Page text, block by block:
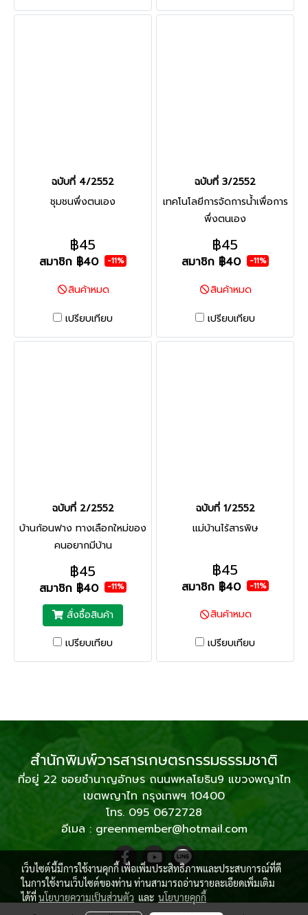
ฉบับที่ 4/2552
ชุมชนพึ่งตนเอง
฿45
สมาชิก ฿40 -11%
สินค้าหมด
เปรียบเทียบ
ฉบับที่ 3/2552
เทคโนโลยีการจัดการน้ำเพื่อการ
พึ่งตนเอง
฿45
สมาชิก ฿40 -11%
สินค้าหมด
เปรียบเทียบ
ฉบับที่ 2/2552
บ้านก้อนฟาง ทางเลือกใหม่ของ
คนอยากมีบ้าน
฿45
สมาชิก ฿40 -11%
สั่งซื้อสินค้า
เปรียบเทียบ
ฉบับที่ 1/2552
แม่บ้านไร้สารพิษ
฿45
สมาชิก ฿40 -11%
สินค้าหมด
เปรียบเทียบ
สำนักพิมพ์วารสารเกษตรกรรมธรรมชาติ
ที่อยู่ 22 ซอยชำนาญอักษร ถนนพหลโยธิน9 แขวงพญาไท
เขตพญาไท กรุงเทพฯ 10400
โทร. 095 0672728
อีเมล : greenmember@hotmail.com
เว็บไซต์นี้มีการใช้งานคุกกี้ เพื่อเพิ่มประสิทธิภาพและประสบการณ์ที่ดี
ในการใช้งานเว็บไซต์ของท่าน ท่านสามารถอ่านรายละเอียดเพิ่มเติม
ได้ที่นโยบายความเป็นส่วนตัว และ นโยบายคุกกี้